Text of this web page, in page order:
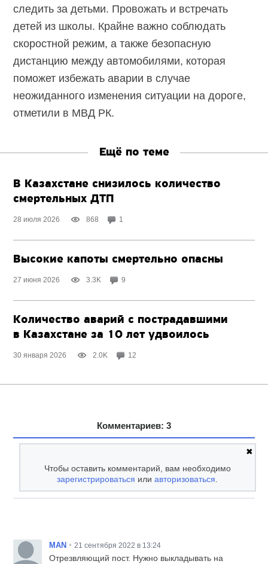
следить за детьми. Провожать и встречать
детей из школы. Крайне важно соблюдать
скоростной режим, а также безопасную
дистанцию между автомобилями, которая
поможет избежать аварии в случае
неожиданного изменения ситуации на дороге,
отметили в МВД РК.
Ещё по теме
В Казахстане снизилось количество
смертельных ДТП
28 июля 2026 868 1
Высокие капоты смертельно опасны
27 июня 2026 3.3K 9
Количество аварий с пострадавшими
в Казахстане за 10 лет удвоилось
30 января 2026 2.0K 12
Комментариев: 3
✖
Чтобы оставить комментарий, вам необходимо
зарегистрироваться илиавторизоваться
MAN • 21 сентября 2022 в 13:24
Отрезвляющий пост. Нужно выкладывать на